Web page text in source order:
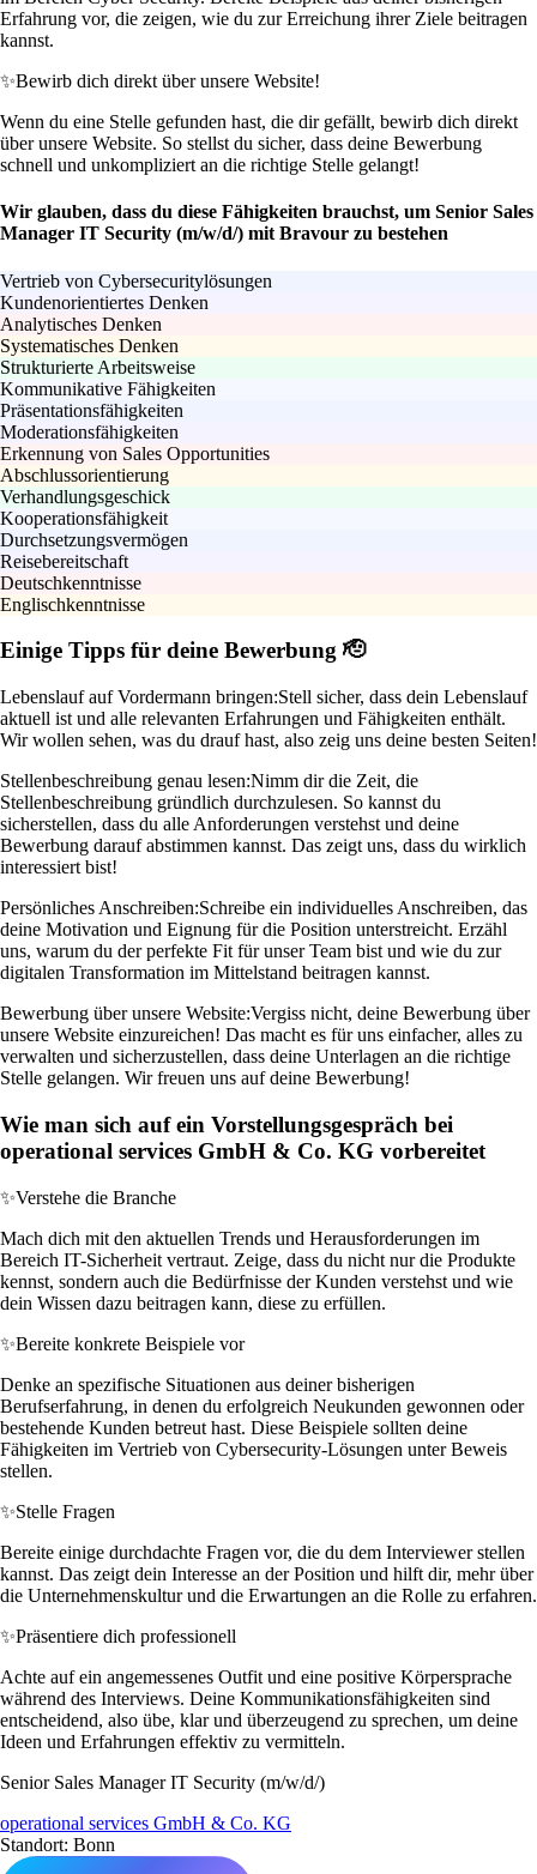
Erfahrung vor, die zeigen, wie du zur Erreichung ihrer Ziele beitragen
kannst.
✨Bewirb dich direkt über unsere Website!
Wenn du eine Stelle gefunden hast, die dir gefällt, bewirb dich direkt
über unsere Website. So stellst du sicher, dass deine Bewerbung
schnell und unkompliziert an die richtige Stelle gelangt!
Wir glauben, dass du diese Fähigkeiten brauchst, um Senior Sales
Manager IT Security (m/w/d/) mit Bravour zu bestehen
Vertrieb von Cybersecuritylösungen
Kundenorientiertes Denken
Analytisches Denken
Systematisches Denken
Strukturierte Arbeitsweise
Kommunikative Fähigkeiten
Präsentationsfähigkeiten
Moderationsfähigkeiten
Erkennung von Sales Opportunities
Abschlussorientierung
Verhandlungsgeschick
Kooperationsfähigkeit
Durchsetzungsvermögen
Reisebereitschaft
Deutschkenntnisse
Englischkenntnisse
Einige Tipps für deine Bewerbung 🫡
Lebenslauf auf Vordermann bringen:Stell sicher, dass dein Lebenslauf
aktuell ist und alle relevanten Erfahrungen und Fähigkeiten enthält.
Wir wollen sehen, was du drauf hast, also zeig uns deine besten Seiten!
Stellenbeschreibung genau lesen:Nimm dir die Zeit, die
Stellenbeschreibung gründlich durchzulesen. So kannst du
sicherstellen, dass du alle Anforderungen verstehst und deine
Bewerbung darauf abstimmen kannst. Das zeigt uns, dass du wirklich
interessiert bist!
Persönliches Anschreiben:Schreibe ein individuelles Anschreiben, das
deine Motivation und Eignung für die Position unterstreicht. Erzähl
uns, warum du der perfekte Fit für unser Team bist und wie du zur
digitalen Transformation im Mittelstand beitragen kannst.
Bewerbung über unsere Website:Vergiss nicht, deine Bewerbung über
unsere Website einzureichen! Das macht es für uns einfacher, alles zu
verwalten und sicherzustellen, dass deine Unterlagen an die richtige
Stelle gelangen. Wir freuen uns auf deine Bewerbung!
Wie man sich auf ein Vorstellungsgespräch bei
operational services GmbH & Co. KG vorbereitet
✨Verstehe die Branche
Mach dich mit den aktuellen Trends und Herausforderungen im
Bereich IT-Sicherheit vertraut. Zeige, dass du nicht nur die Produkte
kennst, sondern auch die Bedürfnisse der Kunden verstehst und wie
dein Wissen dazu beitragen kann, diese zu erfüllen.
✨Bereite konkrete Beispiele vor
Denke an spezifische Situationen aus deiner bisherigen
Berufserfahrung, in denen du erfolgreich Neukunden gewonnen oder
bestehende Kunden betreut hast. Diese Beispiele sollten deine
Fähigkeiten im Vertrieb von Cybersecurity-Lösungen unter Beweis
stellen.
✨Stelle Fragen
Bereite einige durchdachte Fragen vor, die du dem Interviewer stellen
kannst. Das zeigt dein Interesse an der Position und hilft dir, mehr über
die Unternehmenskultur und die Erwartungen an die Rolle zu erfahren.
✨Präsentiere dich professionell
Achte auf ein angemessenes Outfit und eine positive Körpersprache
während des Interviews. Deine Kommunikationsfähigkeiten sind
entscheidend, also übe, klar und überzeugend zu sprechen, um deine
Ideen und Erfahrungen effektiv zu vermitteln.
Senior Sales Manager IT Security (m/w/d/)
operational services GmbH & Co. KG
Standort: Bonn